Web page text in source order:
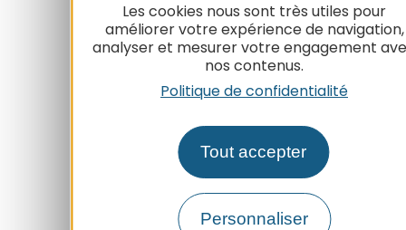
Les cookies nous sont très utiles pour
améliorer votre expérience de navigation,
analyser et mesurer votre engagement
nos contenus.
Politique de confidentialité
Tout accepter
Personnaliser